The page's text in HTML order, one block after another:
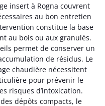
insert à Rogna couvrent
au bon entretien
constitue la base
au bois ou aux granulés.
permet de conserver un
de résidus. Le
chaudière nécessitent
pour prévenir le
risques d’intoxication.
dépôts compacts, le